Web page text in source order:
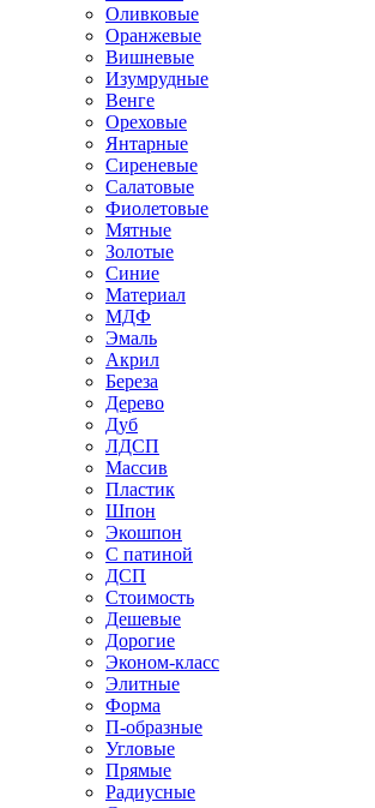
Оливковые
Оранжевые
Вишневые
Изумрудные
Венге
Ореховые
Янтарные
Сиреневые
Салатовые
Фиолетовые
Мятные
Золотые
Синие
Материал
МДФ
Эмаль
Акрил
Береза
Дерево
Дуб
ЛДСП
Массив
Пластик
Шпон
Экошпон
С патиной
ДСП
Стоимость
Дешевые
Дорогие
Эконом-класс
Элитные
Форма
П-образные
Угловые
Прямые
Радиусные